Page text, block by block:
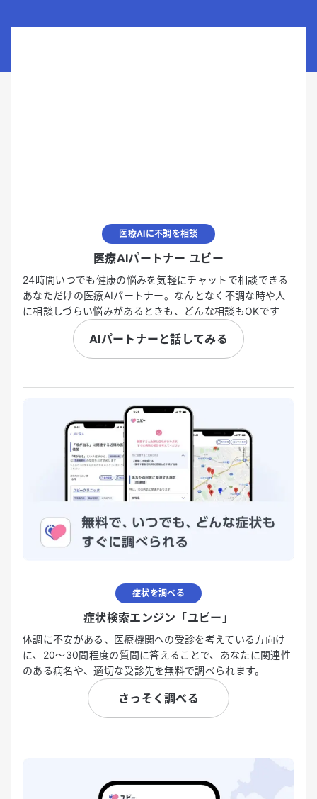
医療AIに不調を相談
医療AIパートナー ユビー
24時間いつでも健康の悩みを気軽にチャットで相談できる
あなただけの医療AIパートナー。なんとなく不調な時や人
に相談しづらい悩みがあるときも、どんな相談もOKです
AIパートナーと話してみる
症状を調べる
症状検索エンジン「ユビー」
体調に不安がある、医療機関への受診を考えている方向け
に、20〜30問程度の質問に答えることで、あなたに関連性
のある病名や、適切な受診先を無料で調べられます。
さっそく調べる